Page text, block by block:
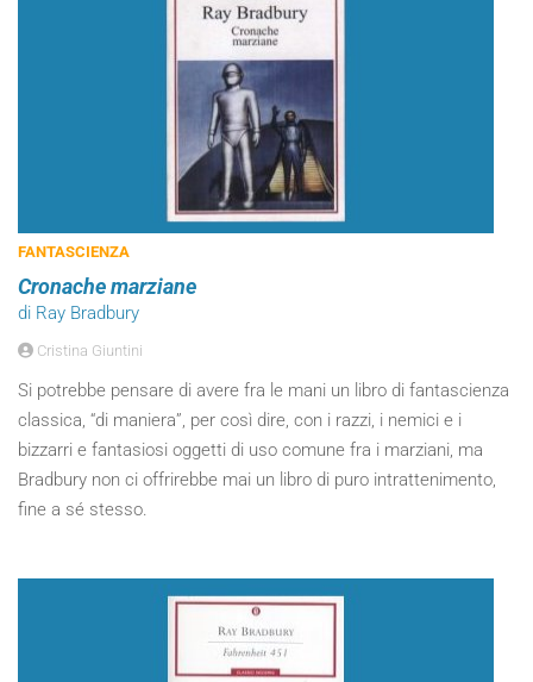
FANTASCIENZA
Cronache marziane
di Ray Bradbury
Cristina Giuntini
Si potrebbe pensare di avere fra le mani un libro di fantascienza
classica, “di maniera”, per così dire, con i razzi, i nemici e i
bizzarri e fantasiosi oggetti di uso comune fra i marziani, ma
Bradbury non ci offrirebbe mai un libro di puro intrattenimento,
fine a sé stesso.